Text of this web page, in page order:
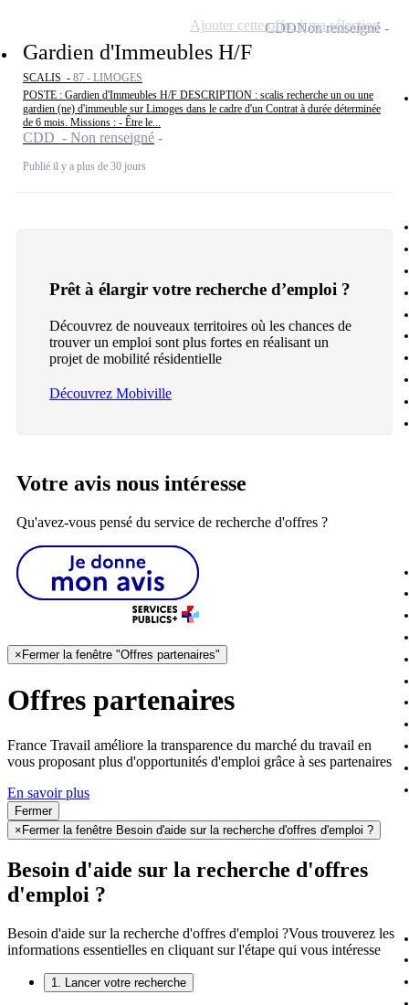
Gardien d'Immeubles H/F
SCALIS - 87 - LIMOGES
POSTE : Gardien d'Immeubles H/F DESCRIPTION : scalis recherche un ou une
gardien (ne) d'immeuble sur Limoges dans le cadre d'un Contrat à durée déterminée
de 6 mois. Missions : - Être le...
CDD - Non renseigné
Publié il y a plus de 30 jours
CDDNon renseigné
Ajouter cette offre à ma sélection
Prêt à élargir votre recherche d’emploi ?
Découvrez de nouveaux territoires où les chances de
trouver un emploi sont plus fortes en réalisant un
projet de mobilité résidentielle
Découvrez Mobiville
Votre avis nous intéresse
Qu'avez-vous pensé du service de recherche d'offres ?
× Fermer la fenêtre "Offres partenaires"
Offres partenaires
France Travail améliore la transparence du marché du travail en
vous proposant plus d'opportunités d'emploi grâce à ses partenaires
En savoir plus
Fermer
× Fermer la fenêtre Besoin d'aide sur la recherche d'offres d'emploi ?
Besoin d'aide sur la recherche d'offres
d'emploi ?
Besoin d'aide sur la recherche d'offres d'emploi ?Vous trouverez les
informations essentielles en cliquant sur l'étape qui vous intéresse
1. Lancer votre recherche